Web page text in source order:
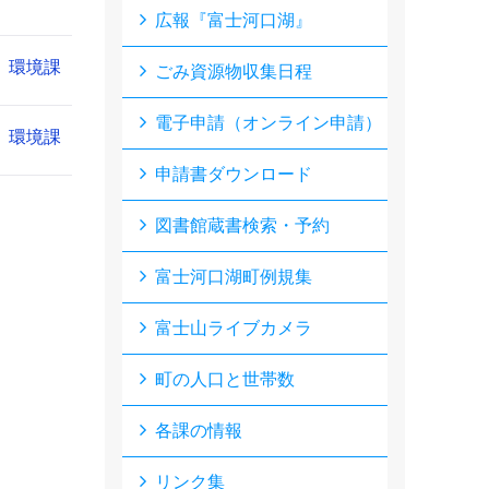
環境課
環境課
広報『富士河口湖』
ごみ資源物収集日程
電子申請（オンライン申請）
申請書ダウンロード
図書館蔵書検索・予約
富士河口湖町例規集
富士山ライブカメラ
町の人口と世帯数
各課の情報
リンク集